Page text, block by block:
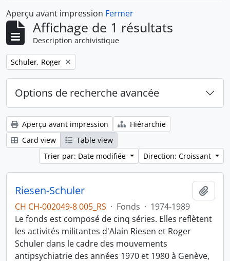
Aperçu avant impression Fermer
Affichage de 1 résultats
Description archivistique
Remove filter:
Schuler, Roger
Options de recherche avancée
Aperçu avant impression
Hiérarchie
Card view
Table view
Trier par: Date modifiée
Direction: Croissant
Riesen-Schuler
CH CH-002049-8 005_RS · Fonds · 1974-1989
Le fonds est composé de cinq séries. Elles reflètent
les activités militantes d'Alain Riesen et Roger
Schuler dans le cadre des mouvements
antipsychiatrie des années 1970 et 1980 à Genève,